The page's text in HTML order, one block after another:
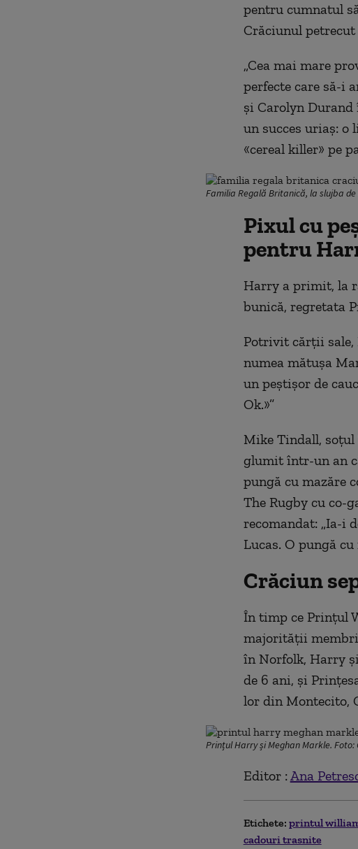
pentru cumnatul
Crăciunul
„Cea mai mare
perfecte care să-i
și Carolyn
un succes uriaș: o
«cereal killer» pe
Familia Regală Britanică, la slujba
Pixul cu
pentru
Harry a primit, la
bunică, regretata
Potrivit cărții sale,
numea mătușa
un peștișor de
Ok.»”
Mike Tindall,
glumit într-un an
pungă cu mazăre
The Rugby cu co-
recomandat: „Ia-i
Lucas. O pungă
Crăciun
În timp ce Prințul
majorității
în Norfolk, Harry
de 6 ani, și
lor din Montecito,
Prințul Harry și Meghan Markle. Foto:
Editor : Ana
Etichete: printul
cadouri trasnite